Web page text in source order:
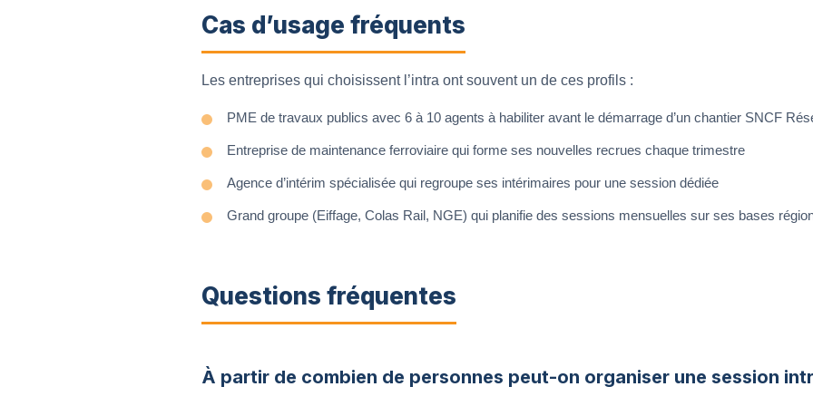
Cas d’usage fréquents
Les entreprises qui choisissent l’intra ont souvent un de ces profils :
PME de travaux publics avec 6 à 10 agents à habiliter avant le démarrage d’un chantier SNCF
Entreprise de maintenance ferroviaire qui forme ses nouvelles recrues chaque trimestre
Agence d’intérim spécialisée qui regroupe ses intérimaires pour une session dédiée
Grand groupe (Eiffage, Colas Rail, NGE) qui planifie des sessions mensuelles sur ses bases
Questions fréquentes
À partir de combien de personnes peut-on organiser une session